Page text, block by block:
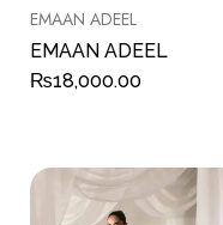
EMAAN ADEEL
EMAAN ADEEL
₨18,000.00